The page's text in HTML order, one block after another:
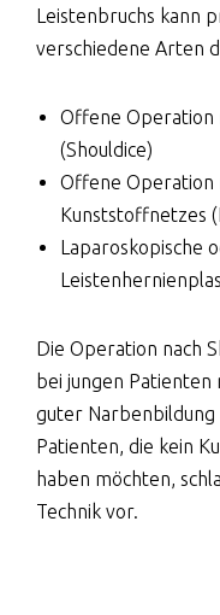
Leistenbruchs kann
verschiedene Arten
Offene Operation
(Shouldice)
Offene Operation
Kunststoffnetzes
Laparoskopische
Die Operation nach
bei jungen Patienten
guter Narbenbildung
Patienten, die kein
haben möchten,
Technik vor.